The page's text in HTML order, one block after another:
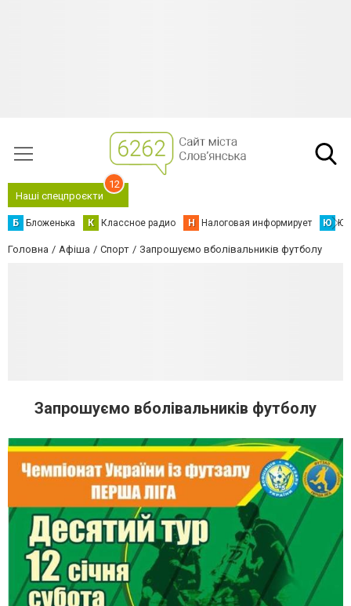
Наші спецпроєкти
12
Б Бложенька К Классное радио Н Налоговая информирует Ю
Головна Афіша Спорт Запрошуємо вболівальників футболу
Запрошуємо вболівальників футболу